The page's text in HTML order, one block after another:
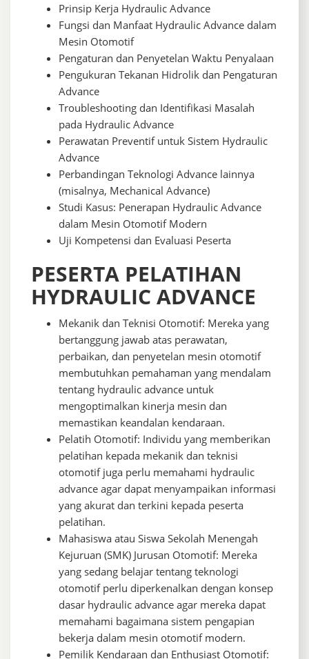
Prinsip Kerja Hydraulic Advance
Fungsi dan Manfaat Hydraulic Advance dalam
Mesin Otomotif
Pengaturan dan Penyetelan Waktu Penyalaan
Pengukuran Tekanan Hidrolik dan Pengaturan
Advance
Troubleshooting dan Identifikasi Masalah
pada Hydraulic Advance
Perawatan Preventif untuk Sistem Hydraulic
Advance
Perbandingan Teknologi Advance lainnya
(misalnya, Mechanical Advance)
Studi Kasus: Penerapan Hydraulic Advance
dalam Mesin Otomotif Modern
Uji Kompetensi dan Evaluasi Peserta
PESERTA PELATIHAN
HYDRAULIC ADVANCE
Mekanik dan Teknisi Otomotif: Mereka yang
bertanggung jawab atas perawatan,
perbaikan, dan penyetelan mesin otomotif
membutuhkan pemahaman yang mendalam
tentang hydraulic advance untuk
mengoptimalkan kinerja mesin dan
memastikan keandalan kendaraan.
Pelatih Otomotif: Individu yang memberikan
pelatihan kepada mekanik dan teknisi
otomotif juga perlu memahami hydraulic
advance agar dapat menyampaikan informasi
yang akurat dan terkini kepada peserta
pelatihan.
Mahasiswa atau Siswa Sekolah Menengah
Kejuruan (SMK) Jurusan Otomotif: Mereka
yang sedang belajar tentang teknologi
otomotif perlu diperkenalkan dengan konsep
dasar hydraulic advance agar mereka dapat
memahami bagaimana sistem pengapian
bekerja dalam mesin otomotif modern.
Pemilik Kendaraan dan Enthusiast Otomotif: